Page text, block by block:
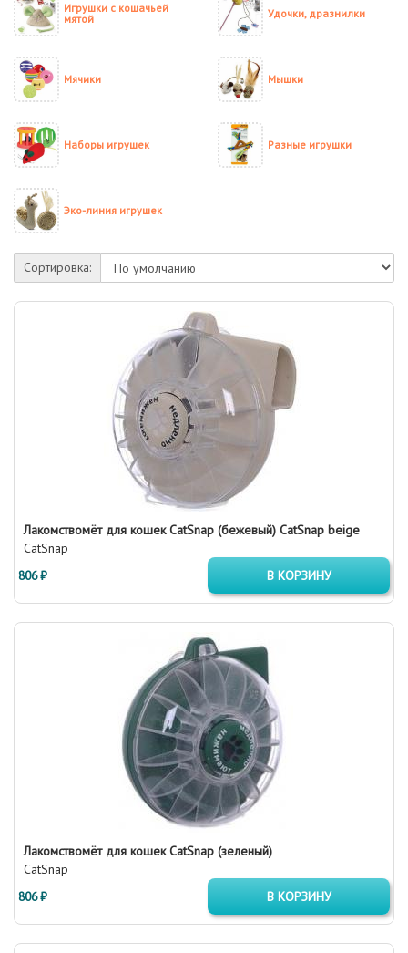
Игрушки с кошачьей
мятой
Удочки, дразнилки
Мячики Мышки
Наборы игрушек Разные игрушки
Эко-линия игрушек
Сортировка:
Лакомствомёт для кошек CatSnap (бежевый) CatSnap beige
CatSnap
806 ₽
В КОРЗИНУ
Лакомствомёт для кошек CatSnap (зеленый)
CatSnap
806 ₽
В КОРЗИНУ